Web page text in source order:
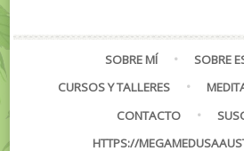
SOBRE MÍ
SOBRE
CURSOS Y TALLERES
CONTACTO
HTTPS://